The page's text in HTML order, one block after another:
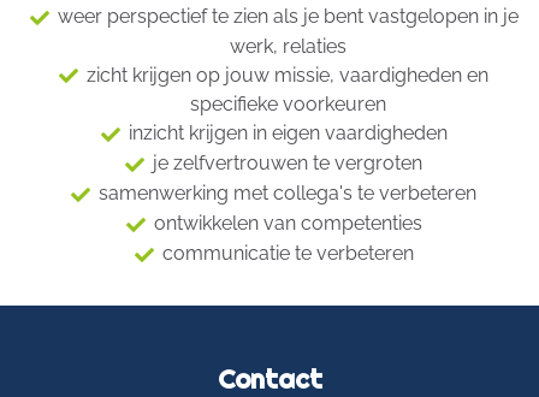
weer perspectief te zien als je bent vastgelopen in je
werk, relaties
zicht krijgen op jouw missie, vaardigheden en
specifieke voorkeuren
inzicht krijgen in eigen vaardigheden
je zelfvertrouwen te vergroten
samenwerking met collega's te verbeteren
ontwikkelen van competenties
communicatie te verbeteren
Contact